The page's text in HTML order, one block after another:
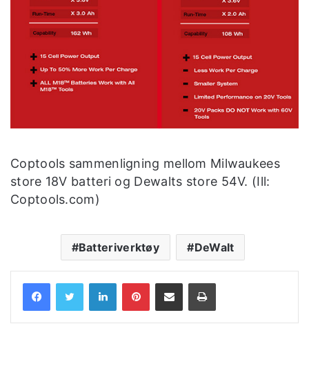
Coptools sammenligning mellom Milwaukees
store 18V batteri og Dewalts store 54V. (Ill:
Coptools.com)
Batteriverktøy DeWalt
LinkedInPinterestShare via Email Print